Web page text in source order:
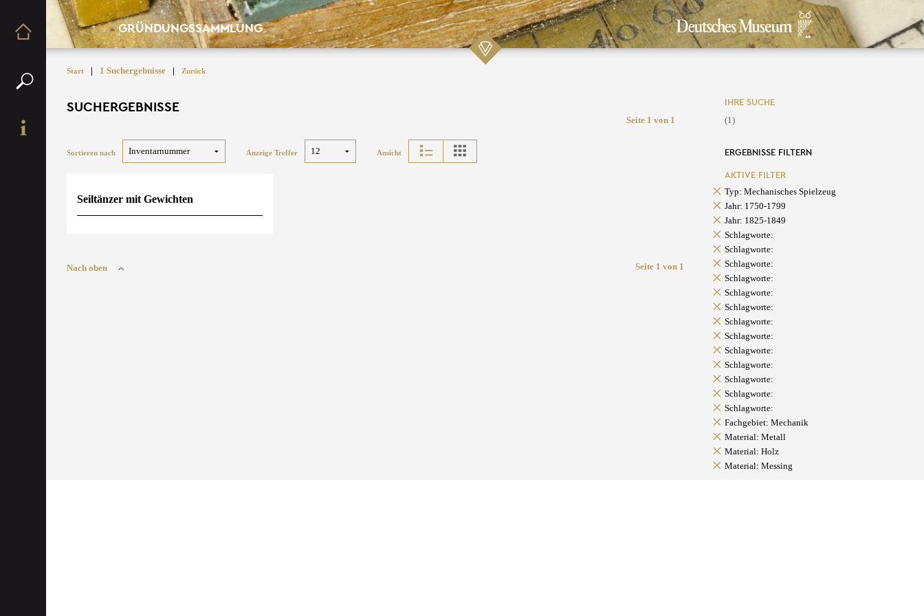
GRÜNDUNGSSAMMLUNG
Start | 1 Suchergebnisse | Zurück
SUCHERGEBNISSE
Seite 1 von 1
Sortieren nach Anzeige Treffer Ansicht
Seiltänzer mit Gewichten
Nach oben Seite 1 von 1
IHRE SUCHE
(1)
ERGEBNISSE FILTERN
AKTIVE FILTER
Typ: Mechanisches Spielzeug
Jahr: 1750-1799
Jahr: 1825-1849
Schlagworte:
Schlagworte:
Schlagworte:
Schlagworte:
Schlagworte:
Schlagworte:
Schlagworte:
Schlagworte:
Schlagworte:
Schlagworte:
Schlagworte:
Schlagworte:
Schlagworte:
Fachgebiet: Mechanik
Material: Metall
Material: Holz
Material: Messing